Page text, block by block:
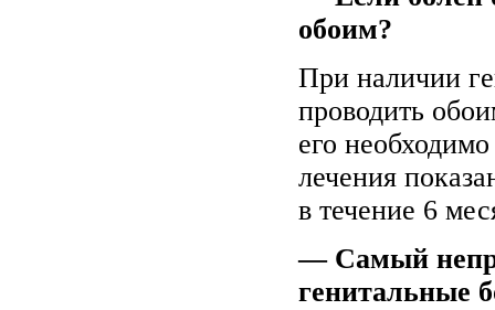
обоим?
При наличии
проводить
его
лечения
в течение 6
— Самый
генитальные